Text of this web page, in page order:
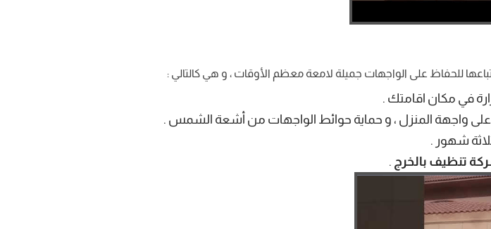
للحفاظ على الواجهات جميلة لامعة معظم الأوقات ، و هي كالتالي :
في مكان اقامتك .
واجهة المنزل ، و حماية حوائط الواجهات من أشعة الشمس .
شهور .
تنظيف بالخرج .